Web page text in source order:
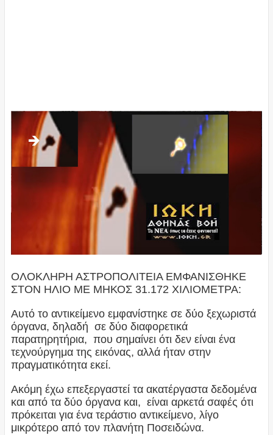
ΟΛΟΚΛΗΡΗ ΑΣΤΡΟΠΟΛΙΤΕΙΑ ΕΜΦΑΝΙΣΘΗΚΕ
ΣΤΟΝ ΗΛΙΟ ΜΕ ΜΗΚΟΣ 31.172 ΧΙΛΙΟΜΕΤΡΑ:
Αυτό το αντικείμενο εμφανίστηκε σε δύο ξεχωριστά
όργανα, δηλαδή σε δύο διαφορετικά
παρατηρητήρια, που σημαίνει ότι δεν είναι ένα
τεχνούργημα της εικόνας, αλλά ήταν στην
πραγματικότητα εκεί.
Ακόμη έχω επεξεργαστεί τα ακατέργαστα δεδομένα
και από τα δύο όργανα και, είναι αρκετά σαφές ότι
πρόκειται για ένα τεράστιο αντικείμενο, λίγο
μικρότερο από τον πλανήτη Ποσειδώνα.